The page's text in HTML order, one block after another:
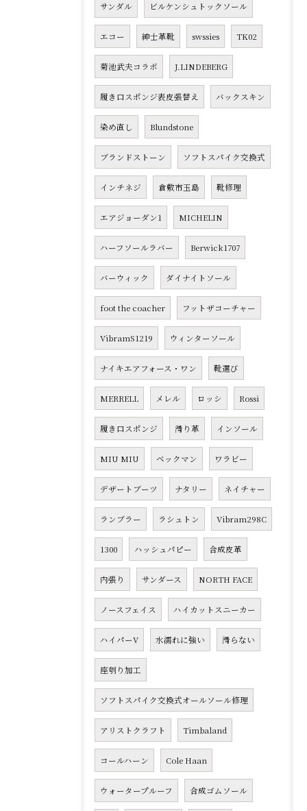
サンダル ビルケンシュトックソール
エコー 紳士革靴 swssies TK02
菊池武夫コラボ J.LINDEBERG
履き口スポンジ表皮張替え バックスキン
染め直し Blundstone
ブランドストーン ソフトスパイク交換式
インチネジ 倉敷市玉島 靴修理
エアジョーダン1 MICHELIN
ハーフソールラバー Berwick1707
バーウィック ダイナイトソール
foot the coacher フットザコーチャー
VibramS1219 ウィンターソール
ナイキエアフォース・ワン 靴選び
MERRELL メレル ロッシ Rossi
履き口スポンジ 滑り革 インソール
MIU MIU ベックマン ワラビー
デザートブーツ ナタリー ネイチャー
ランブラー ラシュトン Vibram298C
1300 ハッシュパピー 合成皮革
内張り サンダース NORTH FACE
ノースフェイス ハイカットスニーカー
ハイパーV 水濡れに強い 滑らない
座刳り加工
ソフトスパイク交換式オールソール修理
アリストクラフト Timbaland
コールハーン Cole Haan
ウォータープルーフ 合成ゴムソール